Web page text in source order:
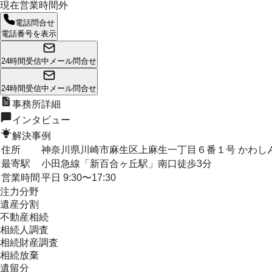
現在営業時間外
電話問合せ
電話番号を表示
24時間受信中 メール問合せ
24時間受信中 メール問合せ
事務所詳細
インタビュー
解決事例
住所
神奈川県川崎市麻生区上麻生一丁目６番１号 かわし
最寄駅
小田急線「新百合ヶ丘駅」南口徒歩3分
営業時間 平日 9:30〜17:30
注力分野
遺産分割
不動産相続
相続人調査
相続財産調査
相続放棄
遺留分